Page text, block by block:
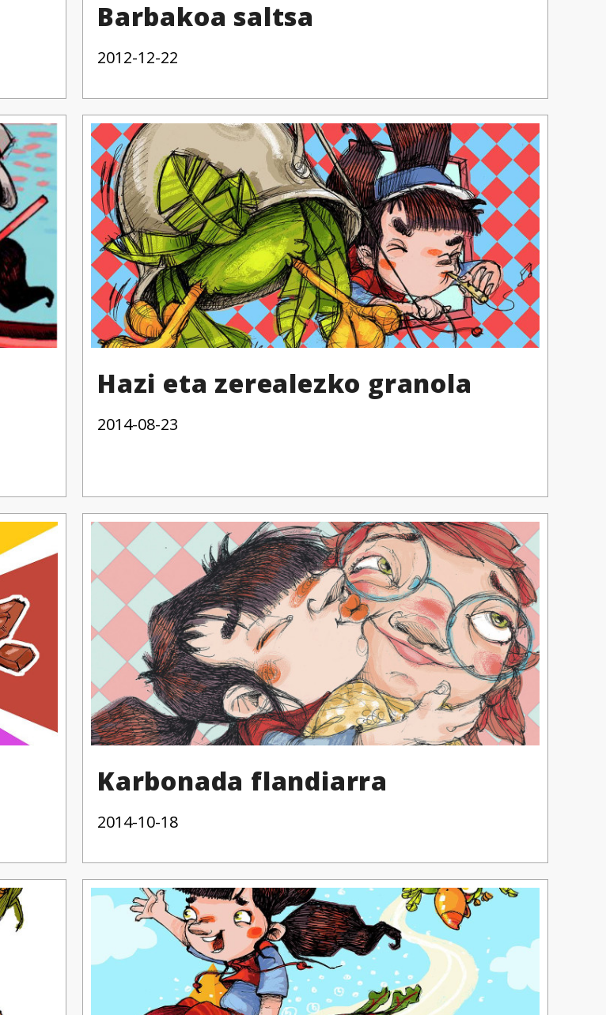
Barbakoa saltsa
2012-12-22
Hazi eta zerealezko granola
2014-08-23
Karbonada flandiarra
2014-10-18